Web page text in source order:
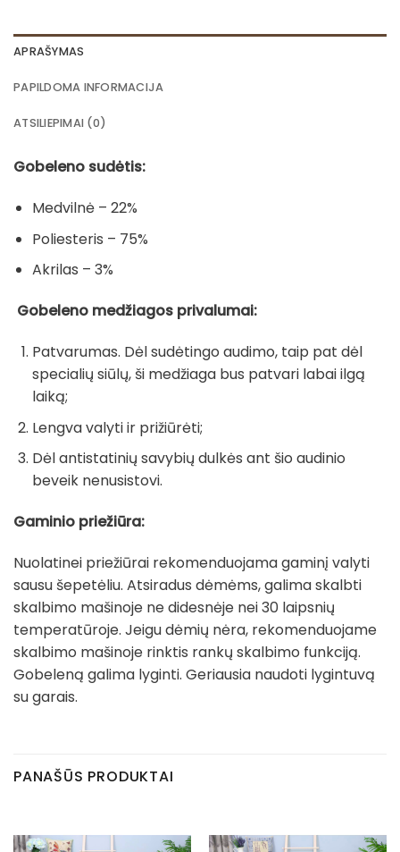
APRAŠYMAS
PAPILDOMA INFORMACIJA
ATSILIEPIMAI (0)
Gobeleno sudėtis:
Medvilnė – 22%
Poliesteris – 75%
Akrilas – 3%
Gobeleno medžiagos privalumai:
Patvarumas. Dėl sudėtingo audimo, taip pat dėl
specialių siūlų, ši medžiaga bus patvari labai ilgą
laiką;
Lengva valyti ir prižiūrėti;
Dėl antistatinių savybių dulkės ant šio audinio
beveik nenusistovi.
Gaminio priežiūra:
Nuolatinei priežiūrai rekomenduojama gaminį valyti
sausu šepetėliu. Atsiradus dėmėms, galima skalbti
skalbimo mašinoje ne didesnėje nei 30 laipsnių
temperatūroje. Jeigu dėmių nėra, rekomenduojame
skalbimo mašinoje rinktis rankų skalbimo funkciją.
Gobeleną galima lyginti. Geriausia naudoti lygintuvą
su garais.
PANAŠŪS PRODUKTAI